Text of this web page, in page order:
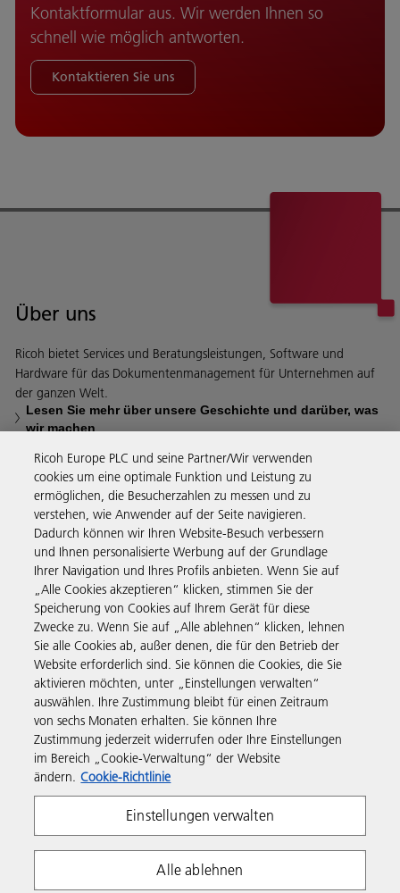
Kontaktformular aus. Wir werden Ihnen so
schnell wie möglich antworten.
Kontaktieren Sie uns
Über uns
Ricoh bietet Services und Beratungsleistungen, Software und
Hardware für das Dokumentenmanagement für Unternehmen auf
der ganzen Welt.
Lesen Sie mehr über unsere Geschichte und darüber, was
wir machen
Business Solutions
Produkte & Services
Support & Kontakt
Weiterführende Informationen
Folgen Sie uns
Ricoh Europe PLC und seine Partner/Wir verwenden
cookies um eine optimale Funktion und Leistung zu
ermöglichen, die Besucherzahlen zu messen und zu
verstehen, wie Anwender auf der Seite navigieren.
Dadurch können wir Ihren Website-Besuch verbessern
und Ihnen personalisierte Werbung auf der Grundlage
Ihrer Navigation und Ihres Profils anbieten. Wenn Sie auf
„Alle Cookies akzeptieren“ klicken, stimmen Sie der
Speicherung von Cookies auf Ihrem Gerät für diese
Zwecke zu. Wenn Sie auf „Alle ablehnen“ klicken, lehnen
Sie alle Cookies ab, außer denen, die für den Betrieb der
Website erforderlich sind. Sie können die Cookies, die Sie
aktivieren möchten, unter „Einstellungen verwalten“
auswählen. Ihre Zustimmung bleibt für einen Zeitraum
von sechs Monaten erhalten. Sie können Ihre
Zustimmung jederzeit widerrufen oder Ihre Einstellungen
im Bereich „Cookie-Verwaltung“ der Website
ändern. Cookie-Richtlinie
Einstellungen verwalten
Alle ablehnen